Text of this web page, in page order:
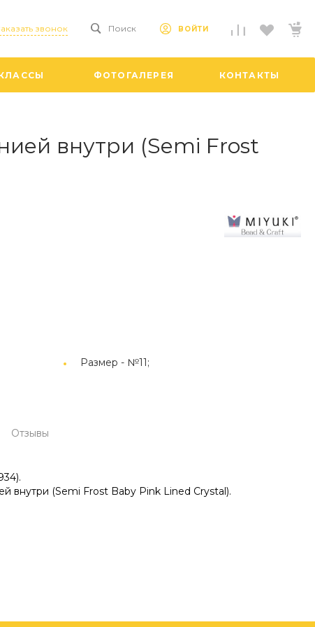
звонок Поиск ВОЙТИ
ФОТОГАЛЕРЕЯ КОНТАКТЫ
внутри (Semi Frost
Размер - №11;
Отзывы
внутри (Semi Frost Baby Pink Lined Crystal).